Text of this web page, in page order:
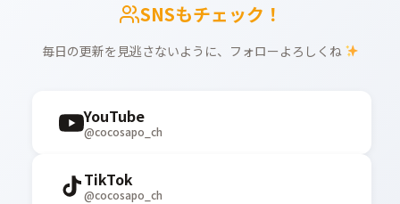
SNSもチェック！
毎日の更新を見逃さないように、フォローよろしくね
YouTube
@cocosapo_ch
TikTok
@cocosapo_ch